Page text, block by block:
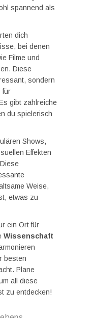
spannend als
dich
bei denen
Filme und
Diese
sondern
für
gibt zahlreiche
du spielerisch
Shows,
Effekten
Weise,
etwas zu
ein Ort für
Wissenschaft
besten
Plane
all diese
zu entdecken!